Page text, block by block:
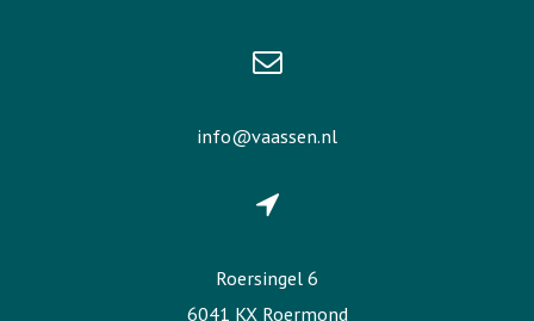
info@vaassen.nl
Roersingel 6
6041 KX Roermond